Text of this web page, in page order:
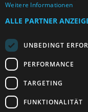
Weitere Informationen
ALLE PARTNER
UNBEDINGT
PERFORMANCE
TARGETING
FUNKTIONALITÄT